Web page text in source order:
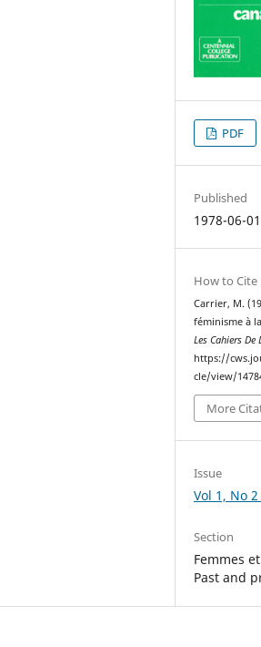
PDF
Published
1978-06-01
How to Cite
Carrier, M.
féminisme à
Les Cahiers De
https://
cle/view/
More
Issue
Vol 1, No
Section
Femmes
Past and